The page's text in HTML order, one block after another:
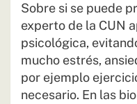
Sobre si se puede
experto de la CUN
psicológica,
mucho estrés,
por ejemplo
necesario. En las